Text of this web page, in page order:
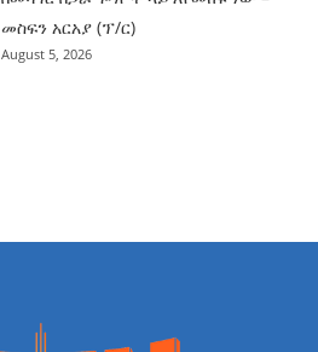
መስፍን አርአያ (ፕ/ር)
August 5, 2026